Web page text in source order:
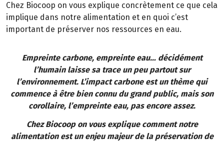
Chez Biocoop on vous explique concrètement ce que cela
implique dans notre alimentation et en quoi c’est
important de préserver nos ressources en eau.
Empreinte carbone, empreinte eau… décidément
l’humain laisse sa trace un peu partout sur
l’environnement. L’impact carbone est un thème qui
commence à être bien connu du grand public, mais son
corollaire, l’empreinte eau, pas encore assez.
Chez Biocoop on vous explique comment notre
alimentation est un enjeu majeur de la préservation de